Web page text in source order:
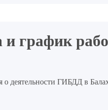
и график
о деятельности ГИБДД в